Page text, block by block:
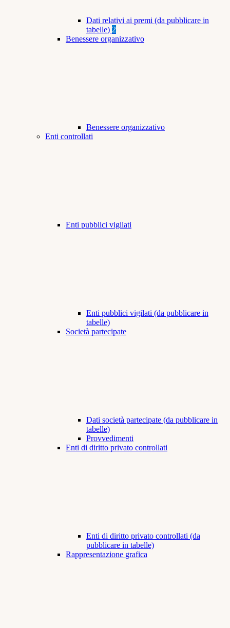
Dati relativi ai premi (da pubblicare in
tabelle) 2
Benessere organizzativo
Benessere organizzativo
Enti controllati
Enti pubblici vigilati
Enti pubblici vigilati (da pubblicare in
tabelle)
Società partecipate
Dati società partecipate (da pubblicare in
tabelle)
Provvedimenti
Enti di diritto privato controllati
Enti di diritto privato controllati (da
pubblicare in tabelle)
Rappresentazione grafica